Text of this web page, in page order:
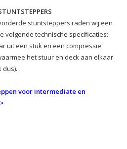
stuntsteppers raden wij een
volgende technische specificaties:
uit een stuk en een compressie
het stuur en deck aan elkaar
dus).
voor intermediate en